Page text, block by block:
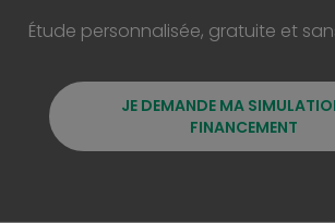
Étude personnalisée, gratuite et
JE DEMANDE MA
FINANCEMENT